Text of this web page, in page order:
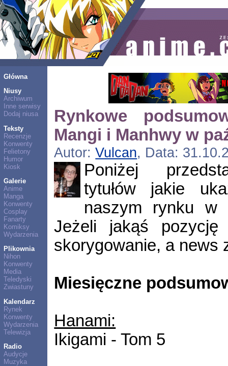
Główna
Niusy
Archiwum
Inne serwisy
Dodaj niusa
Teksty
Recenzje
Konwenty
Felietony
Humor
Kiosk
Galerie
Anime
Manga
Konwenty
Cosplay
Fanarty
Komiksy
Wydarzenia
Plikownia
Nihon
Konwenty
Media
Teledyski
Zwiastuny
Kalendarz
Rynek
Konwenty
Wydarzenia
Telewizja
Radio
Audycje
Muzyka
Rynkowe
Mangi i Manhwy w
Autor:Vulcan, Data:
Poniżej
tytułów jakie
naszym rynku w
Jeżeli jakąś pozycję
skorygowanie, a news
Miesięczne
Hanami:
Ikigami - Tom 5